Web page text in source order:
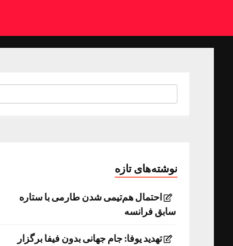
نوشته‌های تازه
احتمال هم‌تیمی شدن طارمی با ستاره
سابق فرانسه
تهدید یوفا: جام جهانی بدون فیفا برگزار